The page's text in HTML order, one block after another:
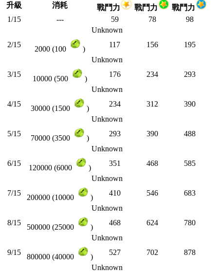
升級 消耗 戰鬥力 戰鬥力
戰鬥力
1/15
--- 59 78
98
Unknown
2/15
2000 (100 )
117 156
195
Unknown
3/15
10000 (500 )
176 234
293
Unknown
4/15
30000 (1500 )
234 312
390
Unknown
5/15
70000 (3500 )
293 390
488
Unknown
6/15
120000 (6000 )
351 468
585
Unknown
7/15
200000 (10000 )
410 546
683
Unknown
8/15
500000 (25000 )
468 624
780
Unknown
9/15
800000 (40000 )
527 702
878
Unknown